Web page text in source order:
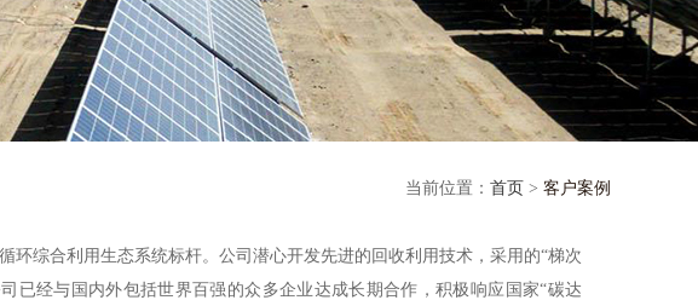
当前位置： 首页 > 客户案例
综合利用生态系统标杆。公司潜心开发先进的回收利用技术，采用的“梯次
经与国内外包括世界百强的众多企业达成长期合作，积极响应国家“碳达